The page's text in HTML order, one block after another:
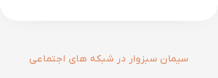
سیمان سبزوار در شبکه های اجتماعی